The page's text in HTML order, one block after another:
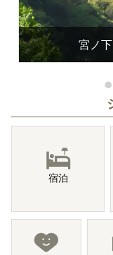
宮ノ
宿泊